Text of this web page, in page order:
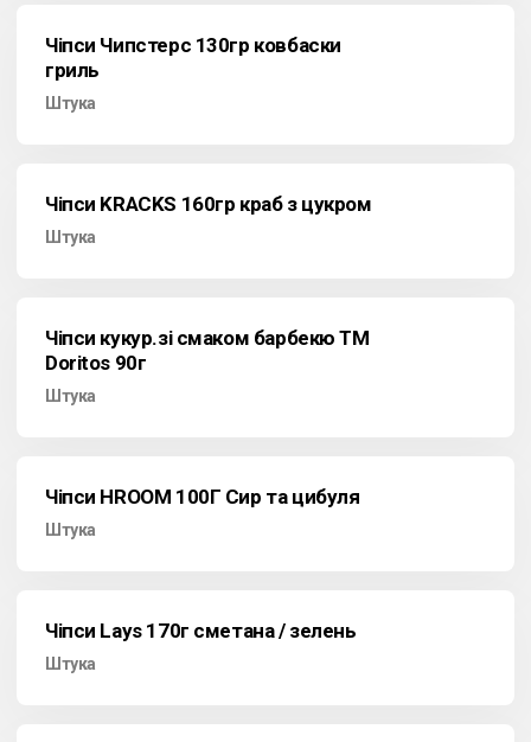
Чіпси Чипстерс 130гр ковбаски
гриль
Штука
Чіпси KRACKS 160гр краб з цукром
Штука
Чіпси кукур.зі смаком барбекю ТМ
Doritos 90г
Штука
Чіпси HROOM 100Г Сир та цибуля
Штука
Чіпси Lays 170г сметана / зелень
Штука